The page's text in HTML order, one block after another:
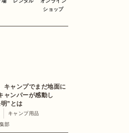
ショップ
キャンプでまだ地面に
ャンパーが感動し
”とは
キャンプ用品
部